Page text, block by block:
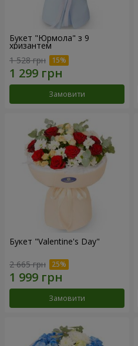
Букет "Юрмола" з 9
хризантем
1 528 грн
Замовити
Букет "Valentine's Day"
2 665 грн
Замовити